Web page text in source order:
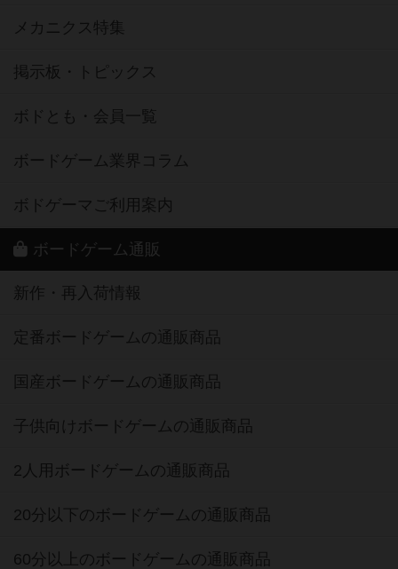
メカニクス特集
掲示板・トピックス
ボドとも・会員一覧
ボードゲーム業界コラム
ボドゲーマご利用案内
ボードゲーム通販
新作・再入荷情報
定番ボードゲームの通販商品
国産ボードゲームの通販商品
子供向けボードゲームの通販商品
2人用ボードゲームの通販商品
20分以下のボードゲームの通販商品
60分以上のボードゲームの通販商品